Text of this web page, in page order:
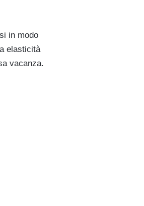
in modo
elasticità
vacanza.